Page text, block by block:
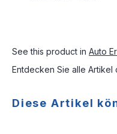
See this product in Auto
Entdecken Sie alle Artikel
Diese Artikel